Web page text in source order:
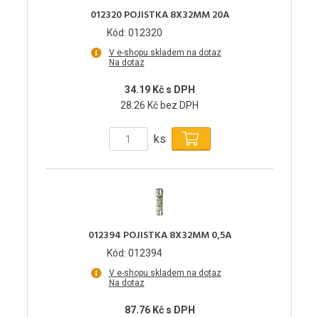
012320 POJISTKA 8X32MM 20A
Kód: 012320
V e-shopu skladem na dotaz
Na dotaz
34.19 Kč s DPH
28.26 Kč bez DPH
ks
012394 POJISTKA 8X32MM 0,5A
Kód: 012394
V e-shopu skladem na dotaz
Na dotaz
87.76 Kč s DPH